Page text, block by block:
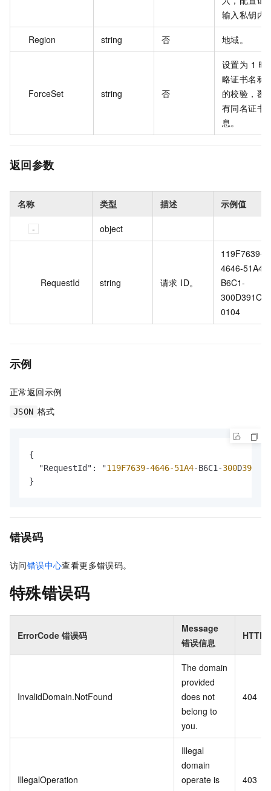
输入私钥内
Region string 否 地域。
ForceSet string 否
设置为 1 时
略证书名称
的校验，覆
有同名证书
息。
返回参数
名称 类型 描述 示例值
object
RequestId string 请求 ID。
119F7639-
4646-51A4-
B6C1-
300D391C
0104
示例
正常返回示例
JSON 格式
{
  "RequestId": "
119F7639-4646-51A4-B6C1-300D
}
错误码
访问错误中心查看更多错误码。
特殊错误码
ErrorCode 错误码
Message
错误信息
HTTP
InvalidDomain.NotFound
The domain
provided
does not
belong to
you.
404
IllegalOperation
Illegal
domain
operate is
403